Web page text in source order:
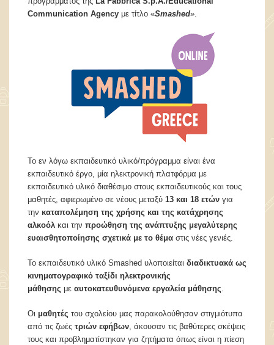
Communication Agency με τίτλο «Smashed».
Το εν λόγω εκπαιδευτικό υλικό/πρόγραμμα είναι ένα
εκπαιδευτικό έργο, μία ηλεκτρονική πλατφόρμα με
εκπαιδευτικό υλικό διαθέσιμο στους εκπαιδευτικούς και τους
μαθητές, αφιερωμένο σε νέους μεταξύ 13 και 18 ετών για
την καταπολέμηση της χρήσης και της κατάχρησης
αλκοόλ και την προώθηση της ανάπτυξης μεγαλύτερης
ευαισθητοποίησης σχετικά με το θέμα στις νέες γενιές.
Το εκπαιδευτικό υλικό Smashed υλοποιείται διαδικτυακά ως
κινηματογραφικό ταξίδι ηλεκτρονικής
μάθησης με αυτοκατευθυνόμενα εργαλεία μάθησης.
Οι μαθητές του σχολείου μας παρακολούθησαν στιγμιότυπα
από τις ζωές τριών εφήβων, άκουσαν τις βαθύτερες σκέψεις
τους και προβληματίστηκαν για ζητήματα όπως είναι η πίεση